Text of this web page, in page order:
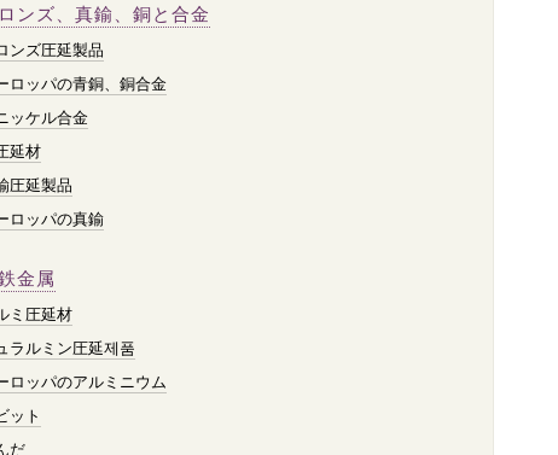
ンズ、真鍮、銅と合金
ンズ圧延製品
ロッパの青銅、銅合金
ッケル合金
延材
圧延製品
ロッパの真鍮
金属
ミ圧延材
ラルミン圧延제품
ロッパのアルミニウム
ット
だ